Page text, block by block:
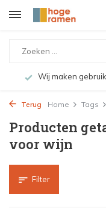
Wij maken
Terug Home Tags
Producten
voor wijn
Filter